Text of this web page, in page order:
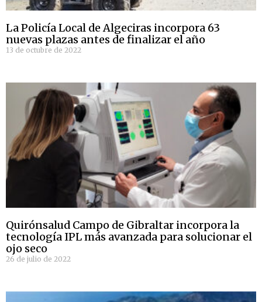
La Policía Local de Algeciras incorpora 63
nuevas plazas antes de finalizar el año
13 de octubre de 2022
Quirónsalud Campo de Gibraltar incorpora la
tecnología IPL más avanzada para solucionar el
ojo seco
26 de julio de 2022